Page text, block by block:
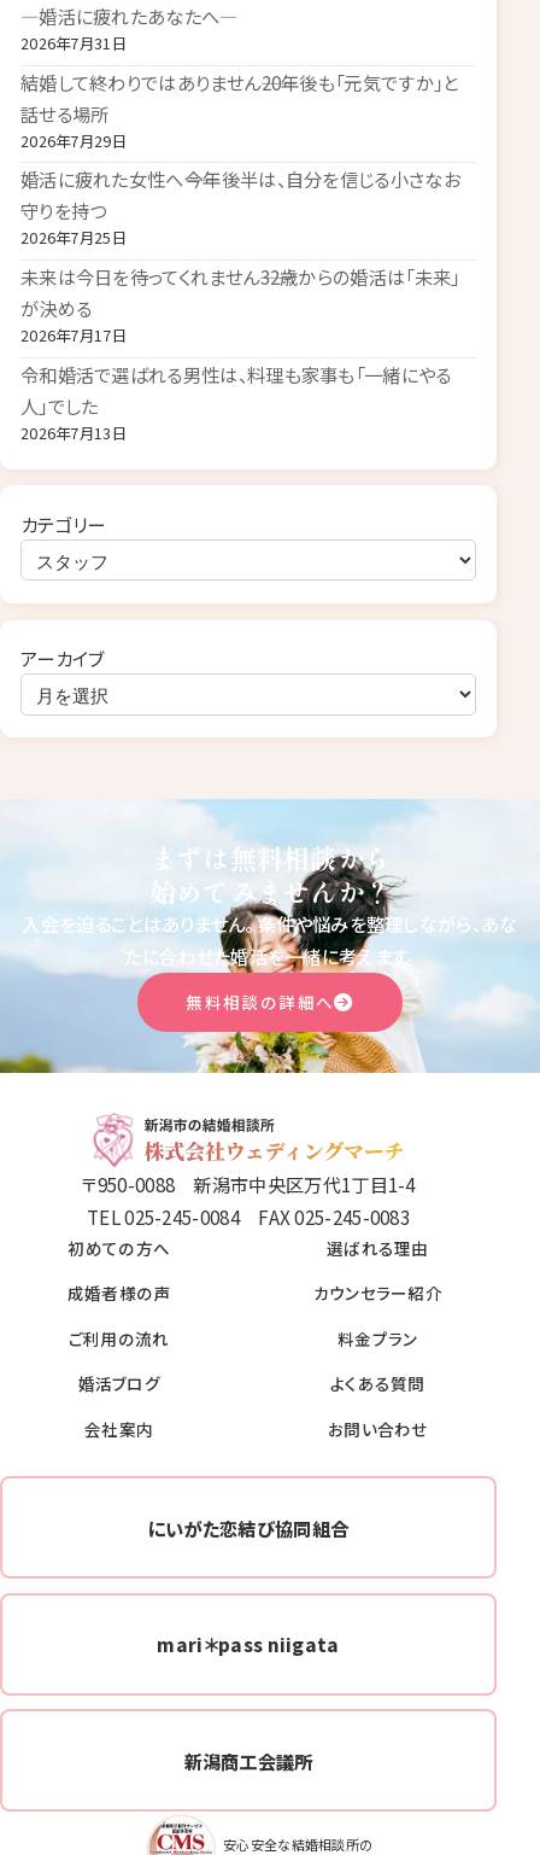
―婚活に疲れたあなたへ―
2026年7月31日
結婚して終わりではありません――20年後も「元気ですか」と
話せる場所
2026年7月29日
婚活に疲れた女性へ――今年後半は、自分を信じる小さなお
守りを持つ
2026年7月25日
未来は今日を待ってくれません――32歳からの婚活は「未来」
が決める
2026年7月17日
令和婚活で選ばれる男性は、料理も家事も「一緒にやる
人」でした
2026年7月13日
カテゴリー
アーカイブ
まずは無料相談から
始めてみませんか？
入会を迫ることはありません。条件や悩みを整理しながら、あな
たに合わせた婚活を一緒に考えます。
無料相談の詳細へ
〒950-0088 新潟市中央区万代1丁目1-4
TEL 025-245-0084 FAX 025-245-0083
初めての方へ
選ばれる理由
成婚者様の声
カウンセラー紹介
ご利用の流れ
料金プラン
婚活ブログ
よくある質問
会社案内
お問い合わせ
にいがた恋結び協同組合
mari＊pass niigata
新潟商工会議所
安心安全な結婚相談所の